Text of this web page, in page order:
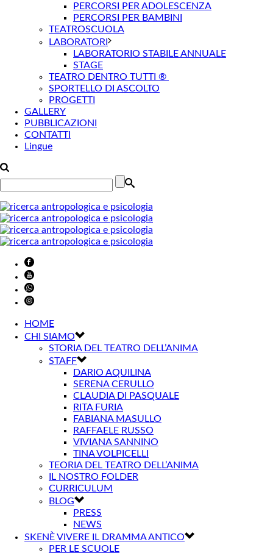
PERCORSI PER ADOLESCENZA
PERCORSI PER BAMBINI
TEATROSCUOLA
LABORATORI
LABORATORIO STABILE ANNUALE
STAGE
TEATRO DENTRO TUTTI ®
SPORTELLO DI ASCOLTO
PROGETTI
GALLERY
PUBBLICAZIONI
CONTATTI
Lingue
HOME
CHI SIAMO
STORIA DEL TEATRO DELL’ANIMA
STAFF
DARIO AQUILINA
SERENA CERULLO
CLAUDIA DI PASQUALE
RITA FURIA
FABIANA MASULLO
RAFFAELE RUSSO
VIVIANA SANNINO
TINA VOLPICELLI
TEORIA DEL TEATRO DELL’ANIMA
IL NOSTRO FOLDER
CURRICULUM
BLOG
PRESS
NEWS
SKENÈ VIVERE IL DRAMMA ANTICO
PER LE SCUOLE